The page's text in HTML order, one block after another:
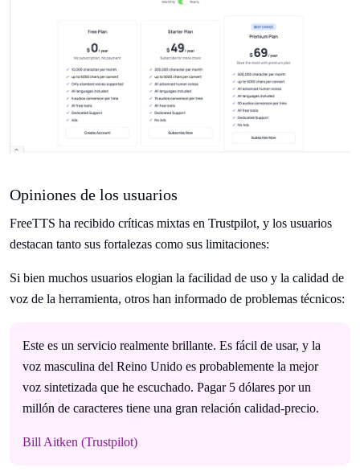
Opiniones de los usuarios
FreeTTS ha recibido críticas mixtas en Trustpilot, y los usuarios
destacan tanto sus fortalezas como sus limitaciones:
Si bien muchos usuarios elogian la facilidad de uso y la calidad de
voz de la herramienta, otros han informado de problemas técnicos:
Este es un servicio realmente brillante. Es fácil de usar, y la
voz masculina del Reino Unido es probablemente la mejor
voz sintetizada que he escuchado. Pagar 5 dólares por un
millón de caracteres tiene una gran relación calidad-precio.
Bill Aitken (Trustpilot)